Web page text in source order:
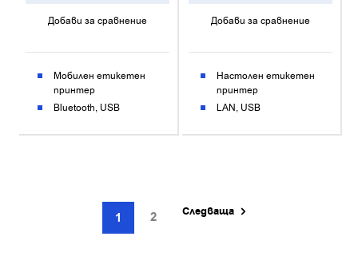
Добави за сравнение
Мобилен етикетен
принтер
Bluetooth USB
Добави за сравнение
Настолен етикетен
принтер
LAN USB
1 2 Следваща